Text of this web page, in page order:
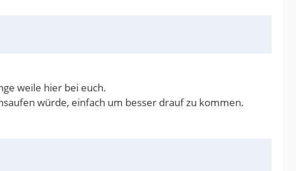
weile hier bei euch.
würde, einfach um besser drauf zu kommen.